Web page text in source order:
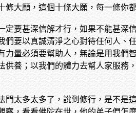
條大願，這個十條大願，每一條你
定要甚深信解才行，如果不能甚深
們要以真誠清淨之心對待任何人、
力量必須要幫助人，無論是用我們
供養；以我們的體力去幫人家服務
門太多太多了，說到修行，是不是